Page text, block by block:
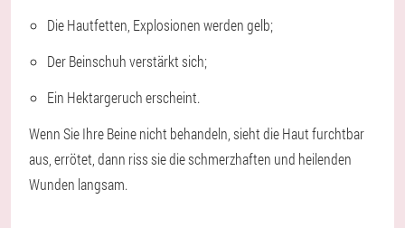
Die Hautfetten, Explosionen werden gelb;
Der Beinschuh verstärkt sich;
Ein Hektargeruch erscheint.
Wenn Sie Ihre Beine nicht behandeln, sieht die Haut furchtbar
aus, errötet, dann riss sie die schmerzhaften und heilenden
Wunden langsam.